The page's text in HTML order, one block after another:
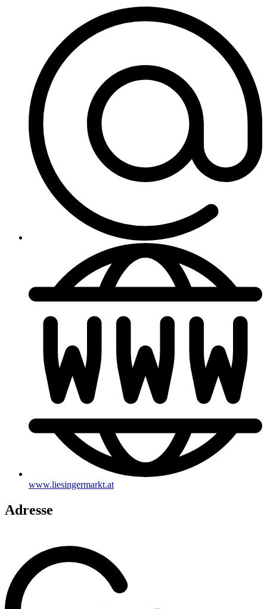
www.liesingermarkt.at
Adresse